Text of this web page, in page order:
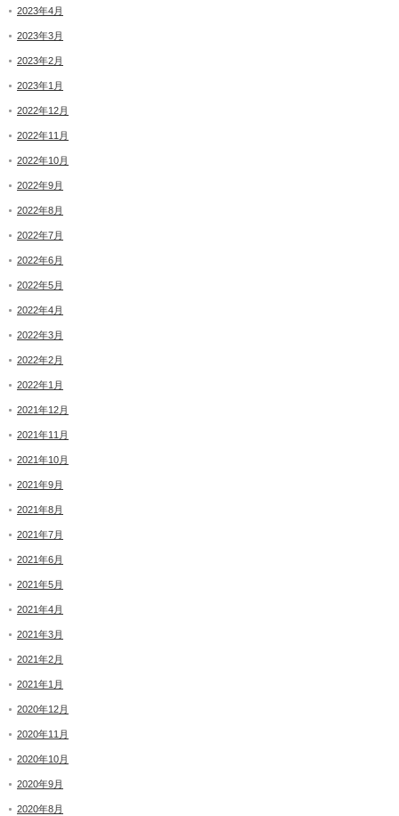
2023年4月
2023年3月
2023年2月
2023年1月
2022年12月
2022年11月
2022年10月
2022年9月
2022年8月
2022年7月
2022年6月
2022年5月
2022年4月
2022年3月
2022年2月
2022年1月
2021年12月
2021年11月
2021年10月
2021年9月
2021年8月
2021年7月
2021年6月
2021年5月
2021年4月
2021年3月
2021年2月
2021年1月
2020年12月
2020年11月
2020年10月
2020年9月
2020年8月